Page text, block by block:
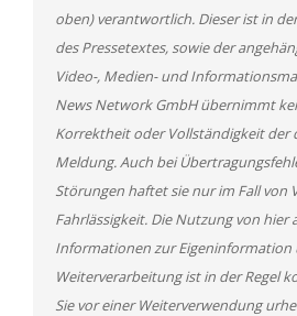
oben) verantwortlich. Dieser ist in
des Pressetextes, sowie der
Video-, Medien- und
News Network GmbH übernimmt
Korrektheit oder Vollständigkeit der
Meldung. Auch bei
Störungen haftet sie nur im Fall von
Fahrlässigkeit. Die Nutzung von hier
Informationen zur
Weiterverarbeitung ist in der Regel
Sie vor einer Weiterverwendung